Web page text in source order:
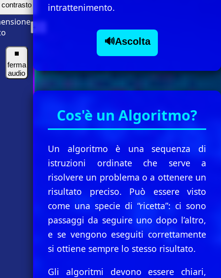
contrasto
⏹
ferma
audio
intrattenimento.
🔊Ascolta
Cos'è un Algoritmo?
Un algoritmo è una sequenza di
istruzioni ordinate che serve a
risolvere un problema o a ottenere un
risultato preciso. Può essere visto
come una specie di “ricetta”: ci sono
passaggi da seguire uno dopo l’altro,
e se vengono eseguiti correttamente
si ottiene sempre lo stesso risultato.
Gli algoritmi devono essere chiari,